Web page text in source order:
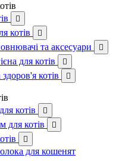

котів 
та аксесуари 
для котів 
котів 
котів

для котів 

для кошенят